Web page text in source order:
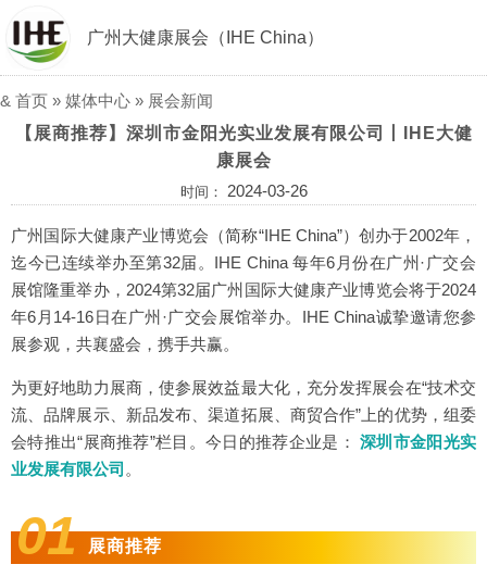
广州大健康展会（IHE China）
& 首页 » 媒体中心 » 展会新闻
【展商推荐】深圳市金阳光实业发展有限公司丨IHE大健
康展会
时间： 2024-03-26
广州国际大健康产业博览会（简称“IHE China”）创办于2002年，
迄今已连续举办至第32届。IHE China 每年6月份在广州·广交会
展馆隆重举办，2024第32届广州国际大健康产业博览会将于2024
年6月14-16日在广州·广交会展馆举办。IHE China诚挚邀请您参
展参观，共襄盛会，携手共赢。
为更好地助力展商，使参展效益最大化，充分发挥展会在“技术交
流、品牌展示、新品发布、渠道拓展、商贸合作”上的优势，组委
会特推出“展商推荐”栏目。今日的推荐企业是：深圳市金阳光实
业发展有限公司 。
01 展商推荐